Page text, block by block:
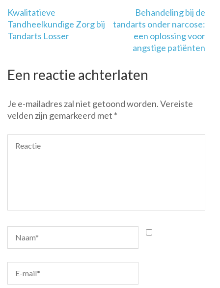
Berichtnavigatie
Kwalitatieve
Tandheelkundige Zorg bij
Tandarts Losser
Behandeling bij de
tandarts onder narcose:
een oplossing voor
angstige patiënten
Een reactie achterlaten
Je e-mailadres zal niet getoond worden.Vereiste
velden zijn gemarkeerd met *